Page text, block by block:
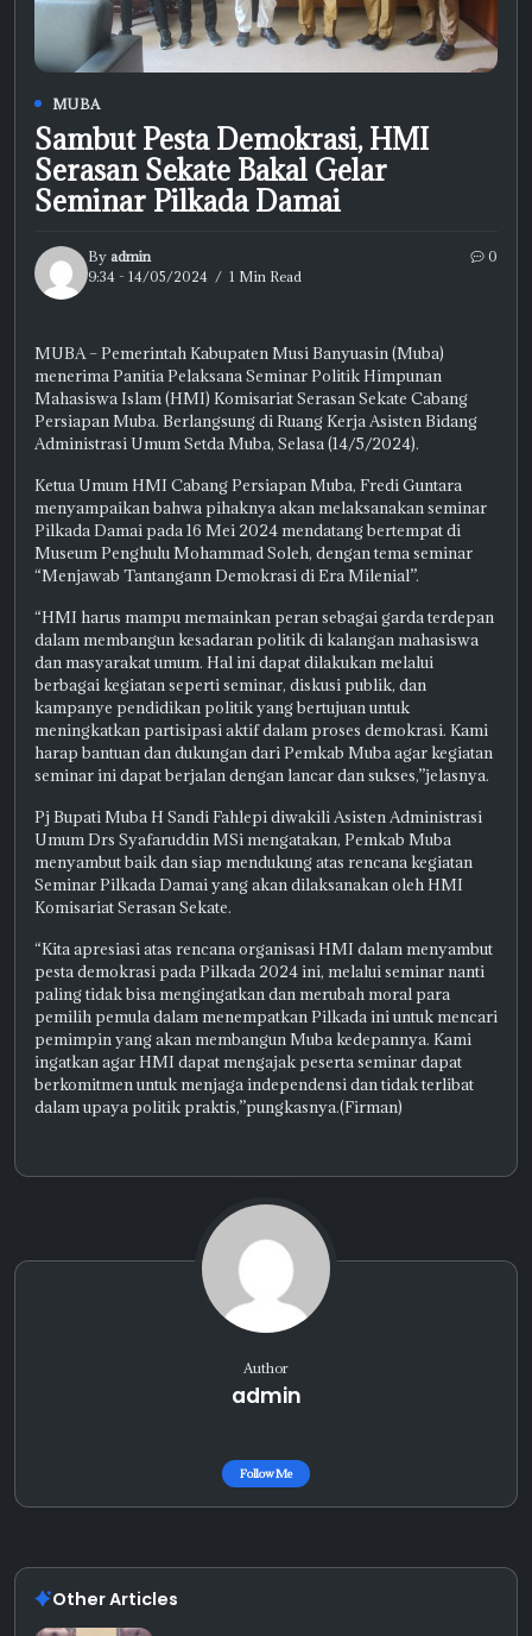
MUBA
Sambut Pesta Demokrasi, HMI
Serasan Sekate Bakal Gelar
Seminar Pilkada Damai
By admin
9:34 - 14/05/2024
1 Min Read
0
MUBA – Pemerintah Kabupaten Musi Banyuasin (Muba)
menerima Panitia Pelaksana Seminar Politik Himpunan
Mahasiswa Islam (HMI) Komisariat Serasan Sekate Cabang
Persiapan Muba. Berlangsung di Ruang Kerja Asisten Bidang
Administrasi Umum Setda Muba, Selasa (14/5/2024).
Ketua Umum HMI Cabang Persiapan Muba, Fredi Guntara
menyampaikan bahwa pihaknya akan melaksanakan seminar
Pilkada Damai pada 16 Mei 2024 mendatang bertempat di
Museum Penghulu Mohammad Soleh, dengan tema seminar
“Menjawab Tantangann Demokrasi di Era Milenial”.
“HMI harus mampu memainkan peran sebagai garda terdepan
dalam membangun kesadaran politik di kalangan mahasiswa
dan masyarakat umum. Hal ini dapat dilakukan melalui
berbagai kegiatan seperti seminar, diskusi publik, dan
kampanye pendidikan politik yang bertujuan untuk
meningkatkan partisipasi aktif dalam proses demokrasi. Kami
harap bantuan dan dukungan dari Pemkab Muba agar kegiatan
seminar ini dapat berjalan dengan lancar dan sukses,”jelasnya.
Pj Bupati Muba H Sandi Fahlepi diwakili Asisten Administrasi
Umum Drs Syafaruddin MSi mengatakan, Pemkab Muba
menyambut baik dan siap mendukung atas rencana kegiatan
Seminar Pilkada Damai yang akan dilaksanakan oleh HMI
Komisariat Serasan Sekate.
“Kita apresiasi atas rencana organisasi HMI dalam menyambut
pesta demokrasi pada Pilkada 2024 ini, melalui seminar nanti
paling tidak bisa mengingatkan dan merubah moral para
pemilih pemula dalam menempatkan Pilkada ini untuk mencari
pemimpin yang akan membangun Muba kedepannya. Kami
ingatkan agar HMI dapat mengajak peserta seminar dapat
berkomitmen untuk menjaga independensi dan tidak terlibat
dalam upaya politik praktis,”pungkasnya.(Firman)
Author
admin
Follow Me
Other Articles